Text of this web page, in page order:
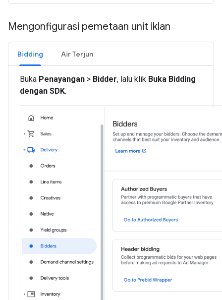
Mengonfigurasi pemetaan unit iklan
Bidding Air Terjun
Buka Penayangan > Bidder, lalu klik Buka Bidding
dengan SDK.